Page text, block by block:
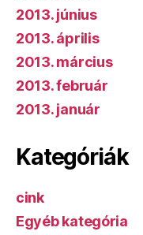
2013. június
2013. április
2013. március
2013. február
2013. január
Kategóriák
cink
Egyéb kategória